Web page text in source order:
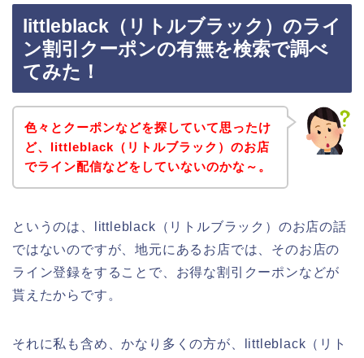
littleblack（リトルブラック）のライ
ン割引クーポンの有無を検索で調べ
てみた！
色々とクーポンなどを探していて思ったけ
ど、littleblack（リトルブラック）のお店
でライン配信などをしていないのかな～。
というのは、littleblack（リトルブラック）のお店の話
ではないのですが、地元にあるお店では、そのお店の
ライン登録をすることで、お得な割引クーポンなどが
貰えたからです。
それに私も含め、かなり多くの方が、littleblack（リト